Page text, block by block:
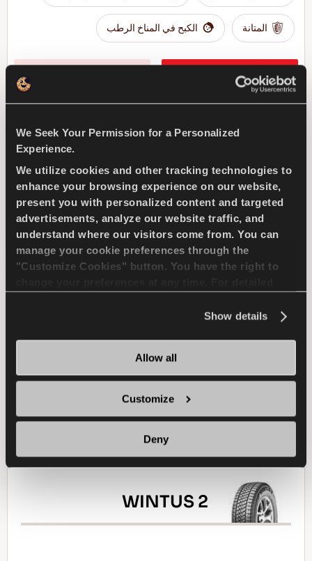
We Seek Your Permission for a Personalized
Experience.
We utilize cookies and other tracking technologies to
enhance your browsing experience on our website,
present you with personalized content and targeted
advertisements, analyze our website traffic, and
understand where our visitors come from. You can
manage your cookie preferences through the
"Customize Cookies" button. You have the right to
Show details
Allow all
Customize
Deny
المتانة الكبح في المناخ الرطب
ابحث عن وكيل
COMPETUS WINTER 2
+
تحدى الشتاء - قيادة آمنة لسيارات الدفع الرباعي
الرياضية متعددة الاستخدام
ابحث عن وكيل تعرف على المزيد
WINTUS 2